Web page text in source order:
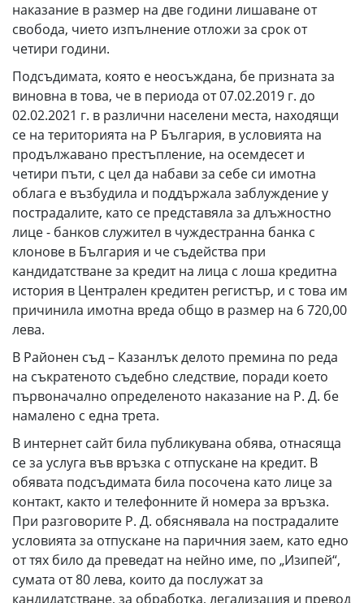
наказание в размер на две години лишаване от
свобода, чието изпълнение отложи за срок от
четири години.
Подсъдимата, която е неосъждана, бе призната за
виновна в това, че в периода от 07.02.2019 г. до
02.02.2021 г. в различни населени места, находящи
се на територията на Р България, в условията на
продължавано престъпление, на осемдесет и
четири пъти, с цел да набави за себе си имотна
облага е възбудила и поддържала заблуждение у
пострадалите, като се представяла за длъжностно
лице - банков служител в чуждестранна банка с
клонове в България и че съдейства при
кандидатстване за кредит на лица с лоша кредитна
история в Централен кредитен регистър, и с това им
причинила имотна вреда общо в размер на 6 720,00
лева.
В Районен съд – Казанлък делото премина по реда
на съкратеното съдебно следствие, поради което
първоначално определеното наказание на Р. Д. бе
намалено с една трета.
В интернет сайт била публикувана обява, отнасяща
се за услуга във връзка с отпускане на кредит. В
обявата подсъдимата била посочена като лице за
контакт, както и телефонните й номера за връзка.
При разговорите Р. Д. обяснявала на пострадалите
условията за отпускане на паричния заем, като едно
от тях било да преведат на нейно име, по „Изипей“,
сумата от 80 лева, които да послужат за
кандидатстване, за обработка, легализация и превод